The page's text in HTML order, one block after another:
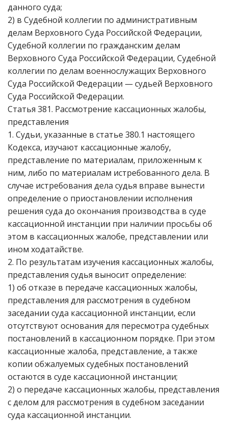
данного суда;
2) в Судебной коллегии по административным
делам Верховного Суда Российской Федерации,
Судебной коллегии по гражданским делам
Верховного Суда Российской Федерации, Судебной
коллегии по делам военнослужащих Верховного
Суда Российской Федерации — судьей Верховного
Суда Российской Федерации.
Статья 381. Рассмотрение кассационных жалобы,
представления
1. Судьи, указанные в статье 380.1 настоящего
Кодекса, изучают кассационные жалобу,
представление по материалам, приложенным к
ним, либо по материалам истребованного дела. В
случае истребования дела судья вправе вынести
определение о приостановлении исполнения
решения суда до окончания производства в суде
кассационной инстанции при наличии просьбы об
этом в кассационных жалобе, представлении или
ином ходатайстве.
2. По результатам изучения кассационных жалобы,
представления судья выносит определение:
1) об отказе в передаче кассационных жалобы,
представления для рассмотрения в судебном
заседании суда кассационной инстанции, если
отсутствуют основания для пересмотра судебных
постановлений в кассационном порядке. При этом
кассационные жалоба, представление, а также
копии обжалуемых судебных постановлений
остаются в суде кассационной инстанции;
2) о передаче кассационных жалобы, представления
с делом для рассмотрения в судебном заседании
суда кассационной инстанции.